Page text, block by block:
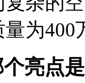
为
亮点